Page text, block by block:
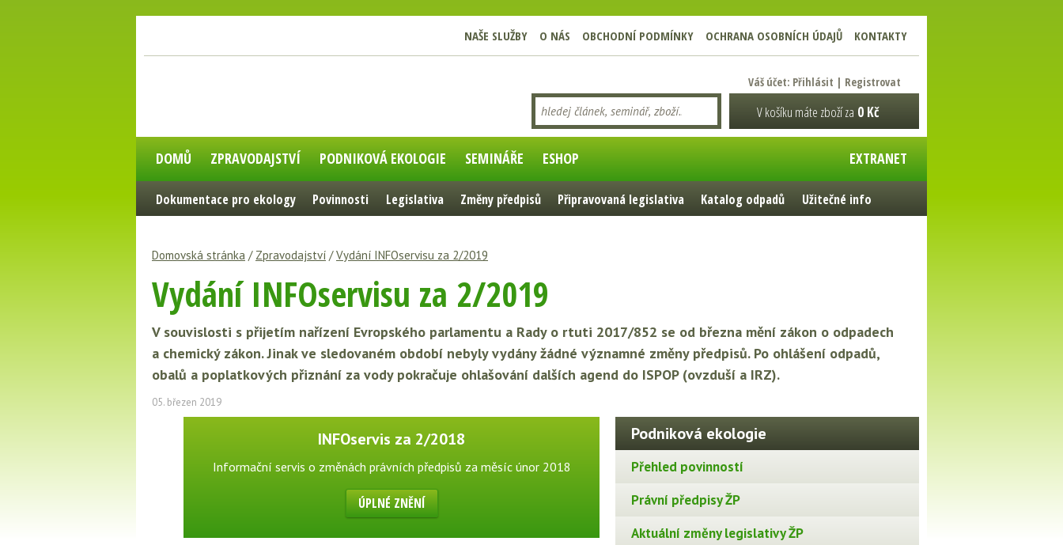
NAŠE SLUŽBY O NÁS OBCHODNÍ PODMÍNKY OCHRANA OSOBNÍCH ÚDAJŮ KONTAKTY
Váš účet: Přihlásit | Registrovat
V košíku máte zboží za 0 Kč
DOMŮ ZPRAVODAJSTVÍ PODNIKOVÁ EKOLOGIE SEMINÁŘE ESHOP EXTRANET
Dokumentace pro ekology Povinnosti Legislativa Změny předpisů Připravovaná legislativa Katalog odpadů Užitečné info
Domovská stránka / Zpravodajství /Vydání INFOservisu za 2/2019
Vydání INFOservisu za 2/2019
V souvislosti s přijetím nařízení Evropského parlamentu a Rady o rtuti 2017/852 se od března mění zákon o odpadech
a chemický zákon. Jinak ve sledovaném období nebyly vydány žádné významné změny předpisů. Po ohlášení odpadů,
obalů a poplatkových přiznání za vody pokračuje ohlašování dalších agend do ISPOP (ovzduší a IRZ).
05. březen 2019
INFOservis za 2/2018
Informační servis o změnách právních předpisů za měsíc únor 2018
ÚPLNÉ ZNĚNÍ
Podniková ekologie
Přehled povinností
Právní předpisy ŽP
Aktuální změny legislativy ŽP